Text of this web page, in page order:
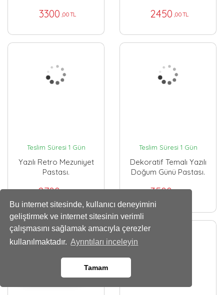
Bu internet sitesinde, kullanıcı deneyimini
geliştirmek ve internet sitesinin verimli
çalışmasını sağlamak amacıyla çerezler
kullanılmaktadır. Ayrıntıları inceleyin
Tamam
3300 ,00 TL 2450 ,00 TL
Teslim Süresi 1 Gün
Yazılı Retro Mezuniyet
Pastası.
2700 ,00 TL
Teslim Süresi 1 Gün
Dekoratif Temalı Yazılı
Doğum Günü Pastası.
3500 ,00 TL